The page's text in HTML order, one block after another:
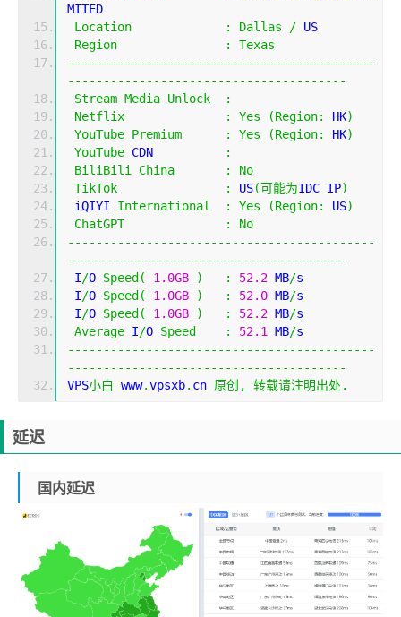
MITED
Location
: Dallas / US
Region
:
Texas
-------------------------------------------
---------------------------------------
Stream Media Unlock
:
Netflix
: Yes (Region: HK)
YouTube Premium : Yes (Region: HK)
YouTube CDN
:
BiliBili
China :
No
TikTok
: US(可能为IDC IP)
iQIYI International : Yes (Region: US)
ChatGPT
:
No
-------------------------------------------
---------------------------------------
I/O Speed ( 1.0GB ) : 52.2 MB/s
I/O Speed ( 1.0GB ) : 52.0 MB/s
I/O Speed ( 1.0GB ) : 52.2 MB/s
Average I/O Speed : 52.1 MB/s
-------------------------------------------
---------------------------------------
VPS小白 www.vpsxb. cn 原创, 转载请注明出处.
延迟
国内延迟